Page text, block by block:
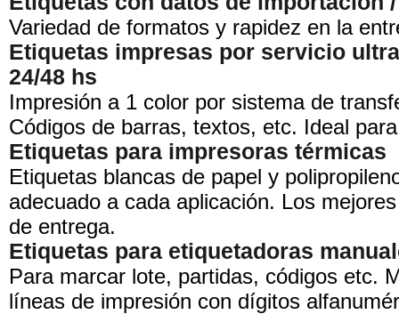
Variedad de formatos y rapidez en la
Etiquetas impresas por servicio
24/48 hs
Impresión a 1 color por sistema de
Códigos de barras, textos, etc. Ideal
Etiquetas para impresoras térmicas
Etiquetas blancas de papel y
adecuado a cada aplicación. Los
de entrega.
Etiquetas para etiquetadoras
Para marcar lote, partidas, códigos etc.
líneas de impresión con dígitos